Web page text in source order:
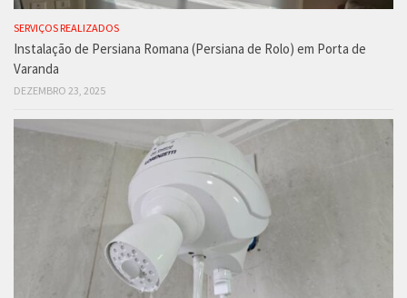
SERVIÇOS REALIZADOS
Instalação de Persiana Romana (Persiana de Rolo) em Porta de
Varanda
DEZEMBRO 23, 2025